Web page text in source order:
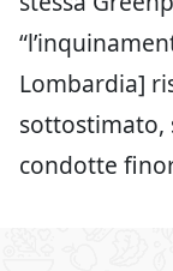
Lombardia]
sottostimato,
condotte